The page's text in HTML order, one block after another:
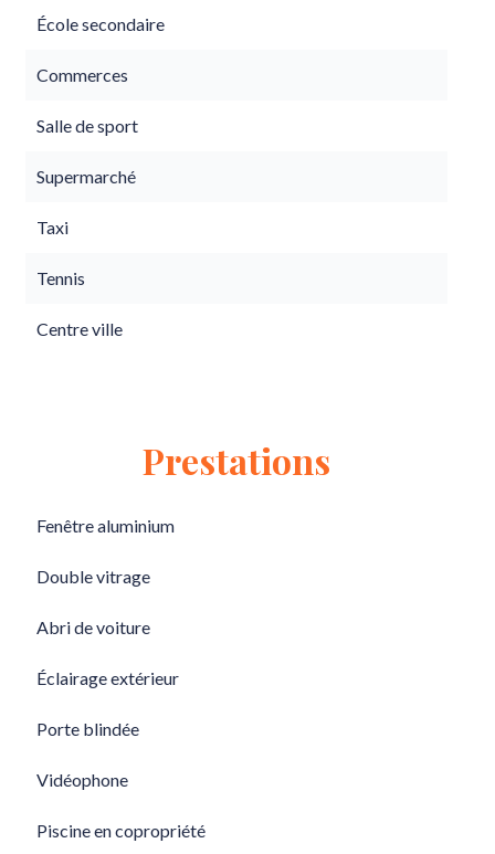
École secondaire
Commerces
Salle de sport
Supermarché
Taxi
Tennis
Centre ville
Prestations
Fenêtre aluminium
Double vitrage
Abri de voiture
Éclairage extérieur
Porte blindée
Vidéophone
Piscine en copropriété